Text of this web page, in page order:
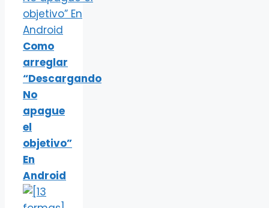
Como
arreglar
“Descargando
No
apague
el
objetivo”
En
Android